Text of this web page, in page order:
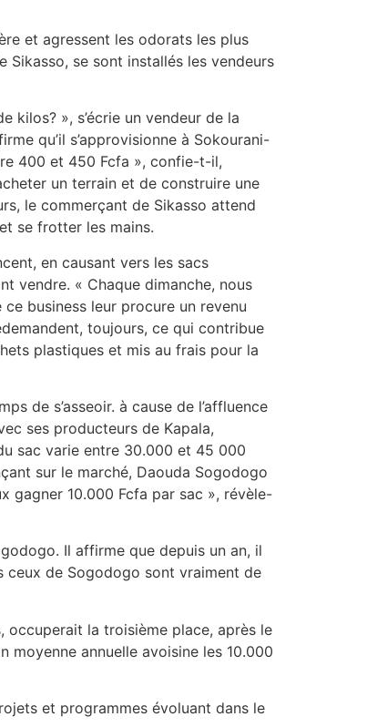
et agressent les odorats les plus
se sont installés les vendeurs
kilos? », s’écrie un vendeur de la
qu’il s’approvisionne à Sokourani-
400 et 450 Fcfa », confie-t-il,
un terrain et de construire une
le commerçant de Sikasso attend
se frotter les mains.
en causant vers les sacs
vendre. « Chaque dimanche, nous
business leur procure un revenu
toujours, ce qui contribue
plastiques et mis au frais pour la
de s’asseoir. à cause de l’affluence
ses producteurs de Kapala,
sac varie entre 30.000 et 45 000
sur le marché, Daouda Sogodogo
gagner 10.000 Fcfa par sac », révèle-
Il affirme que depuis un an, il
ceux de Sogodogo sont vraiment de
occuperait la troisième place, après le
annuelle avoisine les 10.000
et programmes évoluant dans le